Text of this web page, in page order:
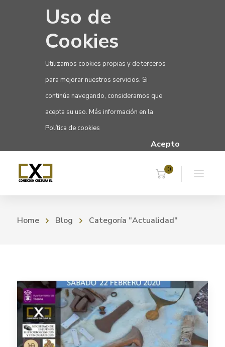
Uso de
Cookies
Utilizamos cookies propias y de terceros
para mejorar nuestros servicios. Si
continúa navegando, consideramos que
acepta su uso. Más información en la
Política de cookies
Acepto
0
Home Blog Categoría "Actualidad"